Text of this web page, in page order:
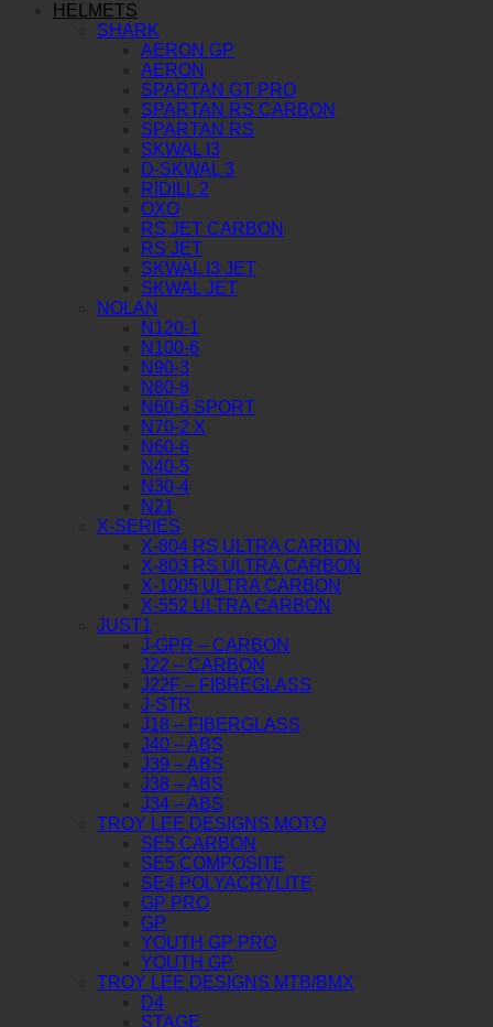
HELMETS
SHARK
AERON GP
AERON
SPARTAN GT PRO
SPARTAN RS CARBON
SPARTAN RS
SKWAL I3
D-SKWAL 3
RIDILL 2
OXO
RS JET CARBON
RS JET
SKWAL I3 JET
SKWAL JET
NOLAN
N120-1
N100-6
N90-3
N80-8
N60-6 SPORT
N70-2 X
N60-6
N40-5
N30-4
N21
X-SERIES
X-804 RS ULTRA CARBON
X-803 RS ULTRA CARBON
X-1005 ULTRA CARBON
X-552 ULTRA CARBON
JUST1
J-GPR – CARBON
J22 – CARBON
J22F – FIBREGLASS
J-STR
J18 – FIBERGLASS
J40 – ABS
J39 – ABS
J38 – ABS
J34 – ABS
TROY LEE DESIGNS MOTO
SE5 CARBON
SE5 COMPOSITE
SE4 POLYACRYLITE
GP PRO
GP
YOUTH GP PRO
YOUTH GP
TROY LEE DESIGNS MTB/BMX
D4
STAGE